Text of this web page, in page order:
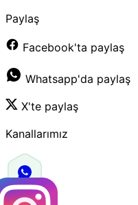
Paylaş
Facebook'ta paylaş
Whatsapp'da paylaş
X'te paylaş
Kanallarımız